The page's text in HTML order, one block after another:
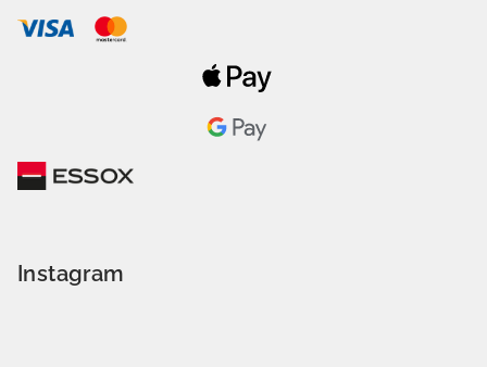
Instagram